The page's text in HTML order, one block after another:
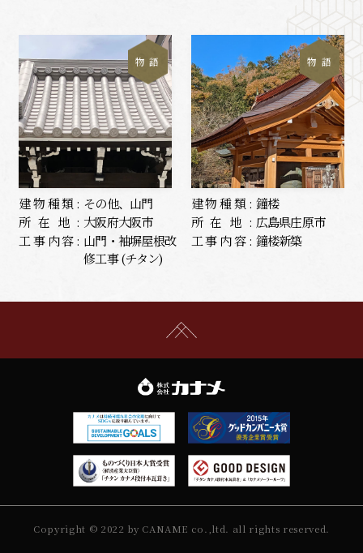
物 語
建物種類: その他、山門
所在地: 大阪府大阪市
工事内容: 山門・袖塀屋根改
修工事 (チタン)
物 語
建物種類: 鐘楼
所在地: 広島県庄原市
工事内容: 鐘楼新築
Copyright © 2022 by CANAME co.,ltd. all rights reserved.